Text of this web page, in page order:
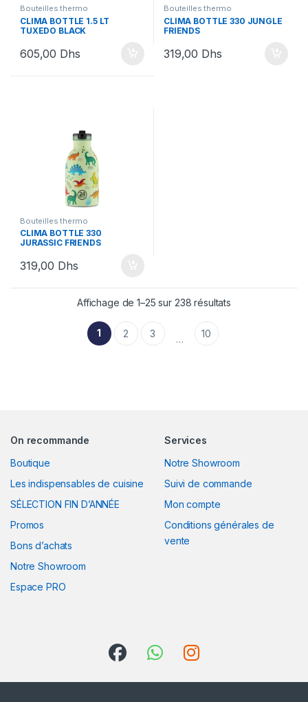
Bouteilles thermo
CLIMA BOTTLE 1.5 LT
TUXEDO BLACK
605,00 Dhs
Bouteilles thermo
CLIMA BOTTLE 330 JUNGLE
FRIENDS
319,00 Dhs
Bouteilles thermo
CLIMA BOTTLE 330
JURASSIC FRIENDS
319,00 Dhs
Affichage de 1–25 sur 238 résultats
1 2 3 … 10
On recommande
Boutique
Les indispensables de cuisine
SÉLECTION FIN D’ANNÉE
Promos
Bons d’achats
Notre Showroom
Espace PRO
Services
Notre Showroom
Suivi de commande
Mon compte
Conditions générales de
vente